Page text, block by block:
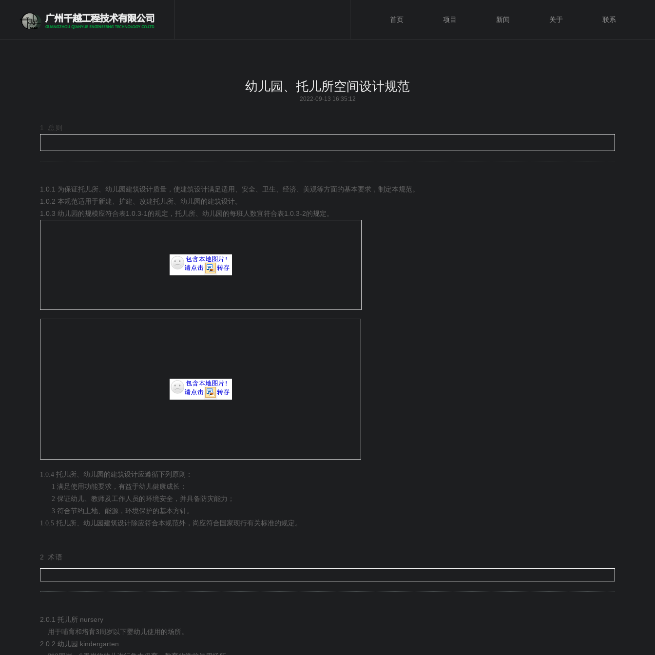
首页 项目 新闻 关于 联系
幼儿园、托儿所空间设计规范
2022-09-13 16:35:12
1 总则
1.0.1 为保证托儿所、幼儿园建筑设计质量，使建筑设计满足适用、安全、卫生、经济、美观等方面的基本要求，制定本规范。
1.0.2 本规范适用于新建、扩建、改建托儿所、幼儿园的建筑设计。
1.0.3 幼儿园的规模应符合表1.0.3-1的规定，托儿所、幼儿园的每班人数宜符合表1.0.3-2的规定。
1.0.4 托儿所、幼儿园的建筑设计应遵循下列原则：
1 满足使用功能要求，有益于幼儿健康成长；
2 保证幼儿、教师及工作人员的环境安全，并具备防灾能力；
3 符合节约土地、能源，环境保护的基本方针。
1.0.5 托儿所、幼儿园建筑设计除应符合本规范外，尚应符合国家现行有关标准的规定。
2 术语
2.0.1 托儿所 nursery
用于哺育和培育 3 周岁以下婴幼儿使用的场所。
2.0.2 幼儿园 kindergarten